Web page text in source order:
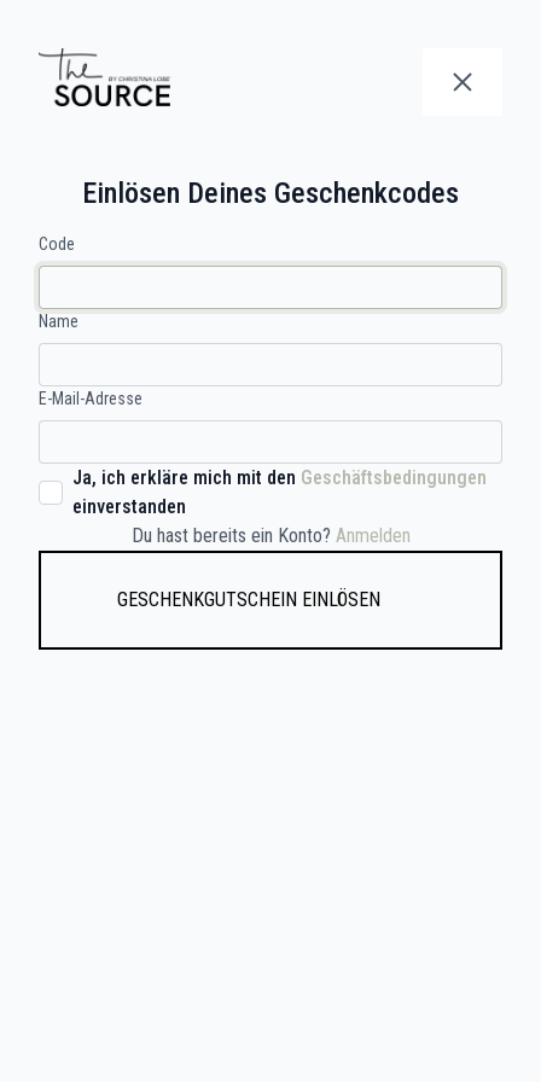
Einlösen Deines Geschenkcodes
Code
Name
E-Mail-Adresse
Ja, ich erkläre mich mit den Geschäftsbedingungen
einverstanden
Du hast bereits ein Konto? Anmelden
Geschenkgutschein einlösen